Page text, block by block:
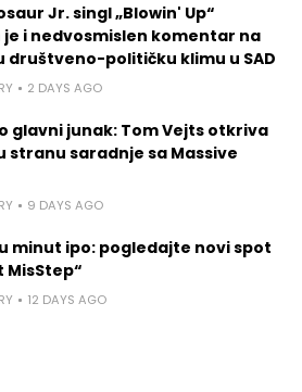
Jr. singl „Blowin' Up“
i nedvosmislen komentar na
političku klimu u SAD
2 DAYS AGO
glavni junak: Tom Vejts otkriva
stranu saradnje sa Massive
9 DAYS AGO
minut ipo: pogledajte novi spot
MisStep“
12 DAYS AGO